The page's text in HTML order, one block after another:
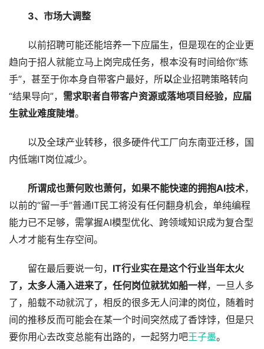
3、市场大调整
以前招聘可能还能培养一下应届生，但是现在的企业更
趋向于招人就能立马上岗完成任务，根本没有时间给你“练
手”，甚至于你本身自带客户最好，所以企业招聘策略转向
“结果导向”， 需求职者自带客户资源或落地项目经验，应届
生就业难度陡增。
以及全球产业转移，很多硬件代工厂向东南亚迁移，国
内低端IT岗位减少。
所谓成也萧何败也萧何，如果不能快速的拥抱AI技术，
以前的“留一手”普通IT民工将没有任何翻身机会，单纯编程
能力已不足够，需掌握AI模型优化、跨领域知识成为复合型
人才才能有生存空间。
留在最后要说一句， IT行业实在是这个行业当年太火
了，太多人涌入进来了，任何岗位就犹如船一样，一旦人多
了，船载不动就沉了，相反的很多无人问津的岗位，随着时
间的推移反而可能会在某一个时间突然成了香饽饽，但是只
要你用心去改变总能有出路的，一起努力吧王子墨。